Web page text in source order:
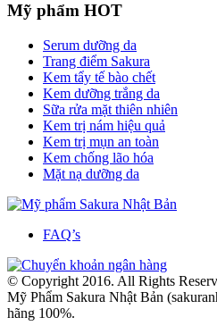
Mỹ phẩm HOT
Serum dưỡng da
Trang điểm Sakura
Kem tẩy tế bào chết
Kem dưỡng trắng da
Sữa rửa mặt thiên nhiên
Kem trị nám hiệu quả
Kem trị mụn an toàn
Kem chống lão hóa
Mặt nạ dưỡng da
FAQ’s
© Copyright 2016. All Rights
Mỹ Phẩm Sakura Nhật Bản
hãng 100%.